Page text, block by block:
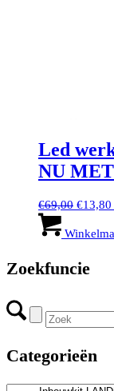
Led
NU
€69,00
was:
€13,80
Zoekfuncie
Categorieën